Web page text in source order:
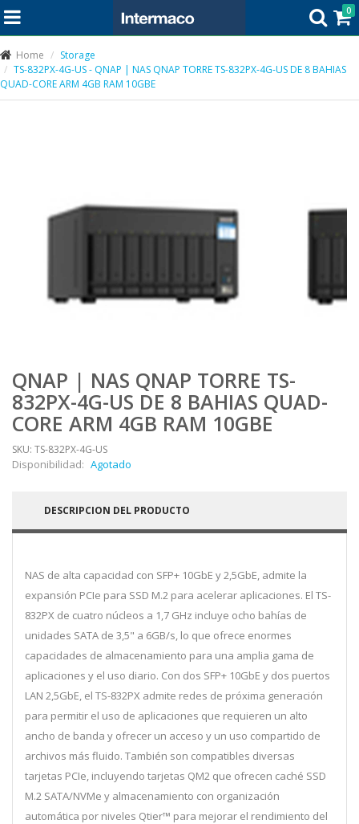
0
Home
Storage
TS-832PX-4G-US - QNAP | NAS QNAP TORRE TS-832PX-4G-US DE 8 BAHIAS
QUAD-CORE ARM 4GB RAM 10GBE
QNAP | NAS QNAP TORRE TS-
832PX-4G-US DE 8 BAHIAS QUAD-
CORE ARM 4GB RAM 10GBE
SKU: TS-832PX-4G-US
Disponibilidad: Agotado
DESCRIPCION DEL PRODUCTO
NAS de alta capacidad con SFP+ 10GbE y 2,5GbE, admite la
expansión PCIe para SSD M.2 para acelerar aplicaciones. El TS-
832PX de cuatro núcleos a 1,7 GHz incluye ocho bahías de
unidades SATA de 3,5" a 6GB/s, lo que ofrece enormes
capacidades de almacenamiento para una amplia gama de
aplicaciones y el uso diario. Con dos SFP+ 10GbE y dos puertos
LAN 2,5GbE, el TS-832PX admite redes de próxima generación
para permitir el uso de aplicaciones que requieren un alto
ancho de banda y ofrecer un acceso y un uso compartido de
archivos más fluido. También son compatibles diversas
tarjetas PCIe, incluyendo tarjetas QM2 que ofrecen caché SSD
M.2 SATA/NVMe y almacenamiento con organización
automática por niveles Qtier™ para mejorar el rendimiento del